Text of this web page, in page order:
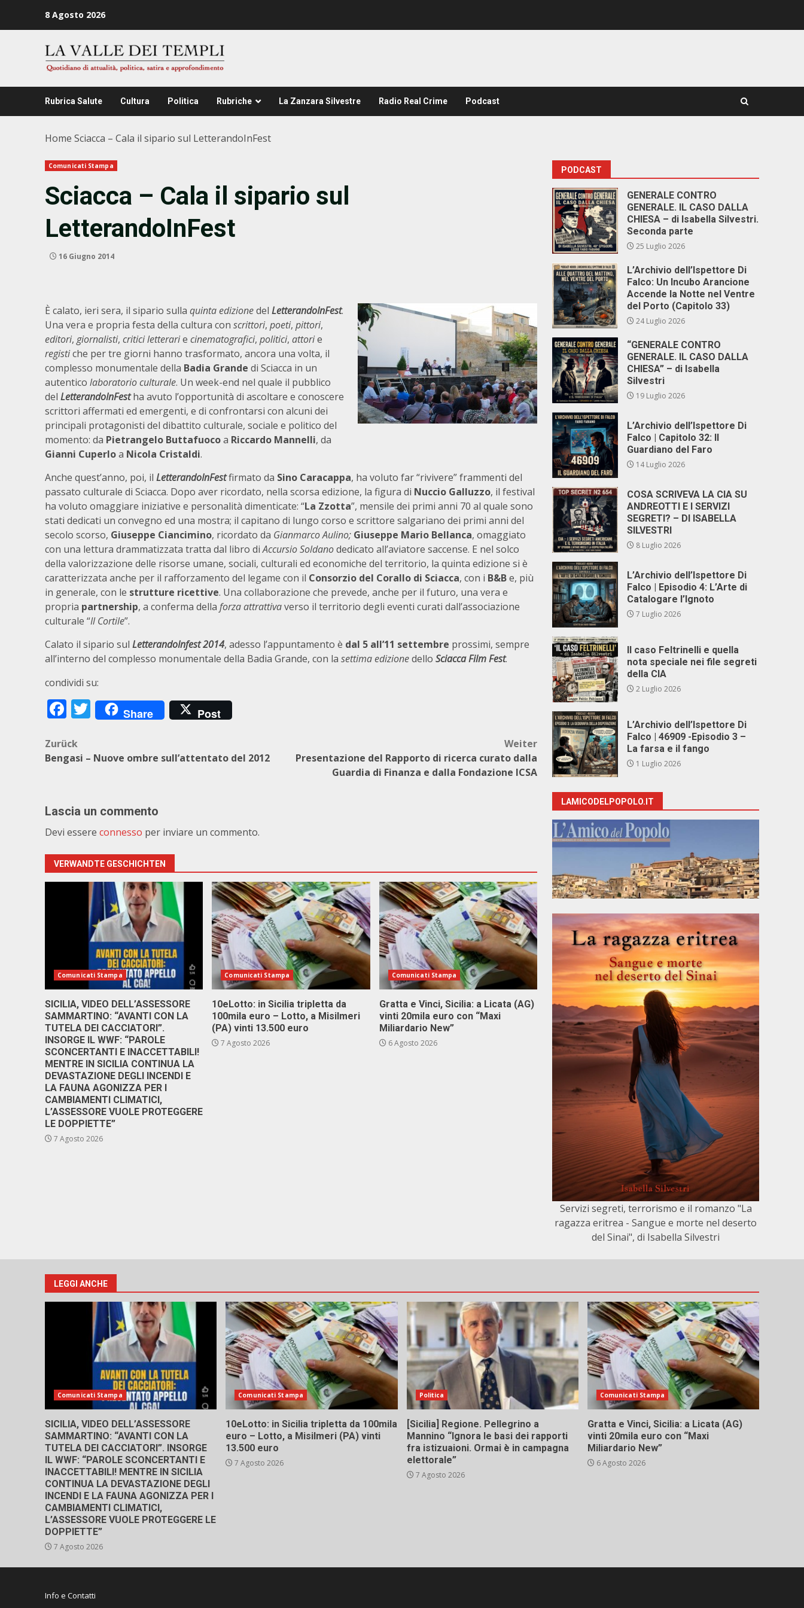
8 Agosto 2026
Rubrica Salute Cultura Politica Rubriche La Zanzara Silvestre Radio Real Crime Podcast
Home Sciacca – Cala il sipario sul LetterandoInFest
Comunicati Stampa
Sciacca – Cala il sipario sul
LetterandoInFest
16 Giugno 2014
È calato, ieri sera, il sipario sulla quinta edizionedel LetterandoInFest.
Una vera e propria festa della cultura con scrittori, poeti, pittori,
editori, giornalisti, critici letterarie cinematografici, politici, attorie
registiche per tre giorni hanno trasformato, ancora una volta, il
complesso monumentale della Badia Grande di Sciacca in un
autentico laboratorio culturale. Un week-end nel quale il pubblico
del LetterandoInFestha avuto l’opportunità di ascoltare e conoscere
scrittori affermati ed emergenti, e di confrontarsi con alcuni dei
principali protagonisti del dibattito culturale, sociale e politico del
momento: da Pietrangelo Buttafuocoa Riccardo Mannelli, da
Gianni Cuperloa Nicola Cristaldi.
Anche quest’anno, poi, il LetterandoInFestfirmato da Sino Caracappa, ha voluto far “rivivere” frammenti del
passato culturale di Sciacca. Dopo aver ricordato, nella scorsa edizione, la figura di Nuccio Galluzzo, il festival
ha voluto omaggiare iniziative e personalità dimenticate: “La Zzotta”, mensile dei primi anni 70 al quale sono
stati dedicati un convegno ed una mostra; il capitano di lungo corso e scrittore salgariano dei primi anni del
secolo scorso, Giuseppe Ciancimino, ricordato da Gianmarco Aulino; Giuseppe Mario Bellanca, omaggiato
con una lettura drammatizzata tratta dal libro diAccursio Soldanodedicato all’aviatore saccense. E nel solco
della valorizzazione delle risorse umane, sociali, culturali ed economiche del territorio, la quinta edizione si è
caratterizzata anche per il rafforzamento del legame con il Consorzio del Corallo di Sciacca, con i B&Be, più
in generale, con le strutture ricettive. Una collaborazione che prevede, anche per il futuro, una vera e
propria partnership, a conferma della forza attrattivaverso il territorio degli eventi curati dall’associazione
culturale “Il Cortile”.
Calato il sipario sul LetterandoInfest 2014, adesso l’appuntamento è dal 5 all’11 settembre prossimi, sempre
all’interno del complesso monumentale della Badia Grande, con la settima edizionedello Sciacca Film Fest.
condividi su:
Facebook
Twitter
Share Post
Beitragsnavigation
Zurück
Bengasi – Nuove ombre sull’attentato del 2012
Weiter
Presentazione del Rapporto di ricerca curato dalla
Guardia di Finanza e dalla Fondazione ICSA
Lascia un commento
Devi essere connesso per inviare un commento.
VERWANDTE GESCHICHTEN
Comunicati Stampa
SICILIA, VIDEO DELL’ASSESSORE
SAMMARTINO: “AVANTI CON LA
TUTELA DEI CACCIATORI”.
INSORGE IL WWF: “PAROLE
SCONCERTANTI E INACCETTABILI!
MENTRE IN SICILIA CONTINUA LA
DEVASTAZIONE DEGLI INCENDI E
LA FAUNA AGONIZZA PER I
CAMBIAMENTI CLIMATICI,
L’ASSESSORE VUOLE PROTEGGERE
LE DOPPIETTE”
7 Agosto 2026
Comunicati Stampa
10eLotto: in Sicilia tripletta da
100mila euro – Lotto, a Misilmeri
(PA) vinti 13.500 euro
7 Agosto 2026
Comunicati Stampa
Gratta e Vinci, Sicilia: a Licata (AG)
vinti 20mila euro con “Maxi
Miliardario New”
6 Agosto 2026
PODCAST
GENERALE CONTRO
GENERALE. IL CASO DALLA
CHIESA – di Isabella Silvestri.
Seconda parte
25 Luglio 2026
L’Archivio dell’Ispettore Di
Falco: Un Incubo Arancione
Accende la Notte nel Ventre
del Porto (Capitolo 33)
24 Luglio 2026
“GENERALE CONTRO
GENERALE. IL CASO DALLA
CHIESA” – di Isabella
Silvestri
19 Luglio 2026
L’Archivio dell’Ispettore Di
Falco | Capitolo 32: Il
Guardiano del Faro
14 Luglio 2026
COSA SCRIVEVA LA CIA SU
ANDREOTTI E I SERVIZI
SEGRETI? – DI ISABELLA
SILVESTRI
8 Luglio 2026
L’Archivio dell’Ispettore Di
Falco | Episodio 4: L’Arte di
Catalogare l’Ignoto
7 Luglio 2026
Il caso Feltrinelli e quella
nota speciale nei file segreti
della CIA
2 Luglio 2026
L’Archivio dell’Ispettore Di
Falco | 46909 -Episodio 3 –
La farsa e il fango
1 Luglio 2026
LAMICODELPOPOLO.IT
Servizi segreti, terrorismo e il romanzo "La
ragazza eritrea - Sangue e morte nel deserto
del Sinai", di Isabella Silvestri
LEGGI ANCHE
Comunicati Stampa
SICILIA, VIDEO DELL’ASSESSORE
SAMMARTINO: “AVANTI CON LA
TUTELA DEI CACCIATORI”. INSORGE
IL WWF: “PAROLE SCONCERTANTI E
INACCETTABILI! MENTRE IN SICILIA
CONTINUA LA DEVASTAZIONE DEGLI
INCENDI E LA FAUNA AGONIZZA PER I
CAMBIAMENTI CLIMATICI,
L’ASSESSORE VUOLE PROTEGGERE LE
DOPPIETTE”
7 Agosto 2026
Comunicati Stampa
10eLotto: in Sicilia tripletta da 100mila
euro – Lotto, a Misilmeri (PA) vinti
13.500 euro
7 Agosto 2026
Politica
[Sicilia] Regione. Pellegrino a
Mannino “Ignora le basi dei rapporti
fra istizuaioni. Ormai è in campagna
elettorale”
7 Agosto 2026
Comunicati Stampa
Gratta e Vinci, Sicilia: a Licata (AG)
vinti 20mila euro con “Maxi
Miliardario New”
6 Agosto 2026
Info e Contatti